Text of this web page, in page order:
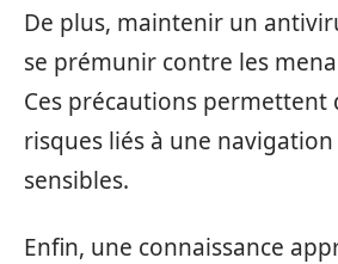
De plus, maintenir un
se prémunir contre les
Ces précautions permettent
risques liés à une
sensibles.
Enfin, une connaissance